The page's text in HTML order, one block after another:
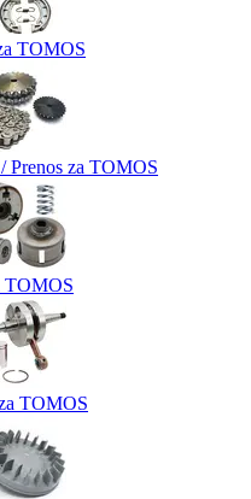
TOMOS
Prenos za TOMOS
TOMOS
TOMOS